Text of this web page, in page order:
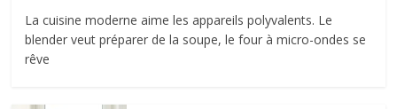
La cuisine moderne aime les appareils polyvalents. Le
blender veut préparer de la soupe, le four à micro-ondes se
rêve